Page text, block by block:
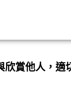
賞他人，適